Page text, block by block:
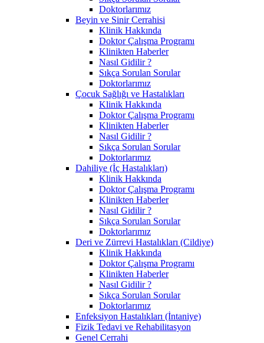
Doktorlarımız
Beyin ve Sinir Cerrahisi
Klinik Hakkında
Doktor Çalışma Programı
Klinikten Haberler
Nasıl Gidilir ?
Sıkça Sorulan Sorular
Doktorlarımız
Çocuk Sağlığı ve Hastalıkları
Klinik Hakkında
Doktor Çalışma Programı
Klinikten Haberler
Nasıl Gidilir ?
Sıkça Sorulan Sorular
Doktorlarımız
Dahiliye (İç Hastalıkları)
Klinik Hakkında
Doktor Çalışma Programı
Klinikten Haberler
Nasıl Gidilir ?
Sıkça Sorulan Sorular
Doktorlarımız
Deri ve Zürrevi Hastalıkları (Cildiye)
Klinik Hakkında
Doktor Çalışma Programı
Klinikten Haberler
Nasıl Gidilir ?
Sıkça Sorulan Sorular
Doktorlarımız
Enfeksiyon Hastalıkları (İntaniye)
Fizik Tedavi ve Rehabilitasyon
Genel Cerrahi